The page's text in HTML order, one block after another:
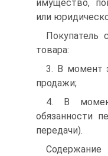
имущество,
или
Покупатель
товара:
3. В момент
продажи;
4. В
обязанности
передачи).
Содержание